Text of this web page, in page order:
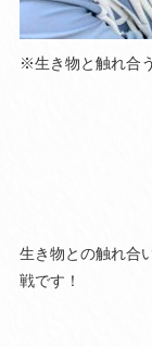
※生き物と触れ合
生き物との触れ合
戦です！